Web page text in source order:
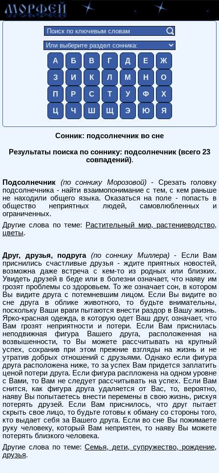
А Б В Г Д Е Ж
З И К Л М Н О
П Р С Т У Ф Х
Ц Ч Ш Щ Э Ю Я
Сонник: подсолнечник во сне
Результаты поиска по соннику: подсолнечник (всего 23
совпадений).
Подсолнечник (по соннику Морозовой) - Срезать головку
подсолнечника - найти взаимопонимание с тем, с кем раньше
не находили общего языка. Оказаться на поле - попасть в
общество неприятных людей, самовлюбленных и
ограниченных.
Другие слова по теме:
Растительный мир, растениеводство,
цветы.
Друг, друзья, подруга (по соннику Миллера) - Если Вам
приснились счастливые друзья - ждите приятных новостей,
возможна даже встреча с кем-то из родных или близких.
Увидеть друзей в беде или в болезни означает, что наяву им
грозят проблемы со здоровьем. То же означает сон, в котором
Вы видите друга с потемневшим лицом. Если Вы видите во
сне друга в облике животного, то будьте внимательны,
поскольку Ваши враги пытаются внести раздор в Вашу жизнь.
Ярко-красная одежда, в которую одет Ваш друг, означает, что
Вам грозят неприятности и потери. Если Вам приснилась
неподвижная фигура Вашего друга, расположенная на
возвышенности, то Вы можете рассчитывать на крупный
успех, сохранив при этом прежние взгляды на жизнь и не
утратив добрых отношений с друзьями. Однако если фигура
друга расположена ниже, то за успех Вам придется заплатить
ценой потери друга. Если фигура распложена на одном уровне
с Вами, то Вам не следует рассчитывать на успех. Если Вам
снится, как фигура друга удаляется от Вас, то, вероятно,
наяву Вы попытаетесь внести перемены в свою жизнь, рискуя
потерять друзей. Если Вам приснилось, что друг пытает
скрыть свое лицо, то будьте готовы к обману со стороны того,
кто выдает себя за Вашего друга. Если во сне Вы пожимаете
руку человеку, который Вам неприятен, то наяву Вы можете
потерять близкого человека.
Другие слова по теме:Семья, дети, супружество, рождение,
друзья.